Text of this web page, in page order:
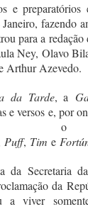
e
fazendo
para a redação
Ney, Olavo
Arthur Azevedo.
da Tarde, a
e versos e, por
o
Puff, Tim e
da Secretaria
da
viver